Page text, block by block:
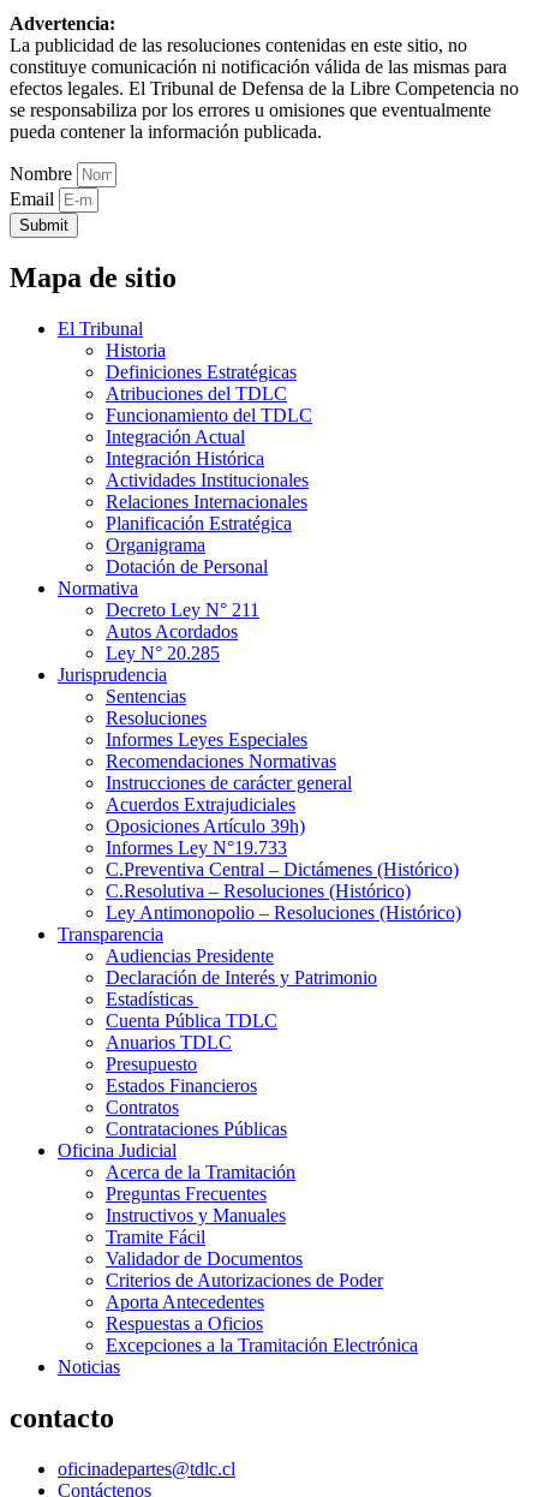
Advertencia:
La publicidad de las resoluciones contenidas en este sitio, no
constituye comunicación ni notificación válida de las mismas para
efectos legales. El Tribunal de Defensa de la Libre Competencia no
se responsabiliza por los errores u omisiones que eventualmente
pueda contener la información publicada.
Nombre
Email
Submit
Mapa de sitio
El Tribunal
Historia
Definiciones Estratégicas
Atribuciones del TDLC
Funcionamiento del TDLC
Integración Actual
Integración Histórica
Actividades Institucionales
Relaciones Internacionales
Planificación Estratégica
Organigrama
Dotación de Personal
Normativa
Decreto Ley N° 211
Autos Acordados
Ley N° 20.285
Jurisprudencia
Sentencias
Resoluciones
Informes Leyes Especiales
Recomendaciones Normativas
Instrucciones de carácter general
Acuerdos Extrajudiciales
Oposiciones Artículo 39h)
Informes Ley N°19.733
C.Preventiva Central – Dictámenes (Histórico)
C.Resolutiva – Resoluciones (Histórico)
Ley Antimonopolio – Resoluciones (Histórico)
Transparencia
Audiencias Presidente
Declaración de Interés y Patrimonio
Estadísticas
Cuenta Pública TDLC
Anuarios TDLC
Presupuesto
Estados Financieros
Contratos
Contrataciones Públicas
Oficina Judicial
Acerca de la Tramitación
Preguntas Frecuentes
Instructivos y Manuales
Tramite Fácil
Validador de Documentos
Criterios de Autorizaciones de Poder
Aporta Antecedentes
Respuestas a Oficios
Excepciones a la Tramitación Electrónica
Noticias
contacto
oficinadepartes@tdlc.cl
Contáctenos